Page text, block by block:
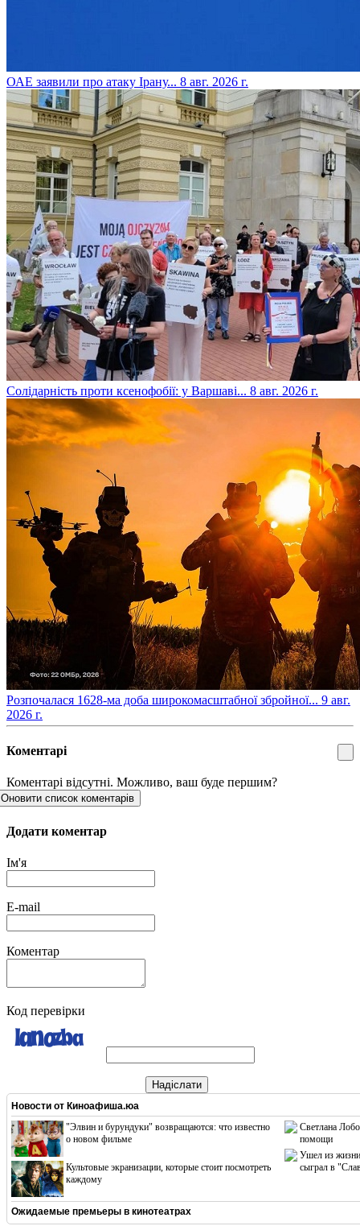
​ОАЕ заявили про атаку Ірану... 8 авг. 2026 г.
​Солідарність проти ксенофобії: у Варшаві... 8 авг. 2026 г.
​Розпочалася 1628-ма доба широкомасштабної збройної... 9 авг.
2026 г.
Коментарі
Коментарі відсутні. Можливо, ваш буде першим?
Оновити список коментарів
Додати коментар
Ім'я
E-mail
Коментар
Код перевірки
Надіслати
Новости от Киноафиша.юа
"Элвин и бурундуки" возвращаются: что известно
о новом фильме
Культовые экранизации, которые стоит посмотреть
каждому
Светлана
помощи
Ушел из жизни
сыграл в
Ожидаемые премьеры в кинотеатрах